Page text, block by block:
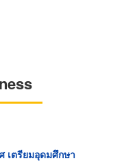
เตรียมอุดมศึกษา